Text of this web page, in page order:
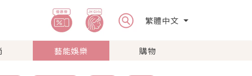
繁體中文
藝能娛樂 購物